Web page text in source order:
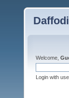
Welcome,
Login with